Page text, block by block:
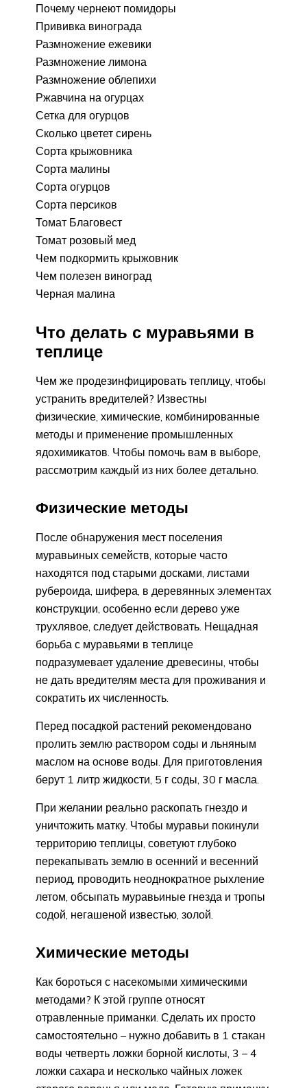
Почему чернеют помидоры
Прививка винограда
Размножение ежевики
Размножение лимона
Размножение облепихи
Ржавчина на огурцах
Сетка для огурцов
Сколько цветет сирень
Сорта крыжовника
Сорта малины
Сорта огурцов
Сорта персиков
Томат Благовест
Томат розовый мед
Чем подкормить крыжовник
Чем полезен виноград
Черная малина
Что делать с муравьями в
теплице
Чем же продезинфицировать теплицу, чтобы
устранить вредителей? Известны
физические, химические, комбинированные
методы и применение промышленных
ядохимикатов. Чтобы помочь вам в выборе,
рассмотрим каждый из них более детально.
Физические методы
После обнаружения мест поселения
муравьиных семейств, которые часто
находятся под старыми досками, листами
рубероида, шифера, в деревянных элементах
конструкции, особенно если дерево уже
трухлявое, следует действовать. Нещадная
борьба с муравьями в теплице
подразумевает удаление древесины, чтобы
не дать вредителям места для проживания и
сократить их численность.
Перед посадкой растений рекомендовано
пролить землю раствором соды и льняным
маслом на основе воды. Для приготовления
берут 1 литр жидкости, 5 г соды, 30 г масла.
При желании реально раскопать гнездо и
уничтожить матку. Чтобы муравьи покинули
территорию теплицы, советуют глубоко
перекапывать землю в осенний и весенний
период, проводить неоднократное рыхление
летом, обсыпать муравьиные гнезда и тропы
содой, негашеной известью, золой.
Химические методы
Как бороться с насекомыми химическими
методами? К этой группе относят
отравленные приманки. Сделать их просто
самостоятельно – нужно добавить в 1 стакан
воды четверть ложки борной кислоты, 3 – 4
ложки сахара и несколько чайных ложек